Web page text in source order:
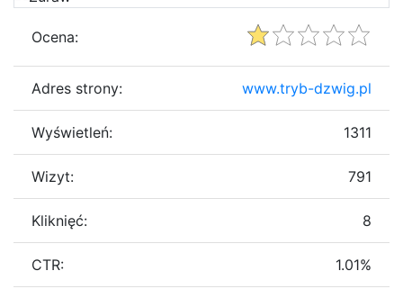
Ocena:
Adres strony: www.tryb-dzwig.pl
Wyświetleń: 1311
Wizyt: 791
Kliknięć: 8
CTR: 1.01%